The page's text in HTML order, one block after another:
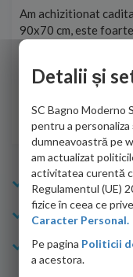
Am achizitionat
90x70 cm, este
de personalul firmei
adus coletul in
Sofrone Viviana -
Info Bagno
Cumparaturi
Suport clienti
Detalii și
SC Bagno Moderno
pentru a
dumneavoastră pe
am actualizat
activitatea curentă
Regulamentul (UE)
fizice în ceea ce
Caracter Personal.
Pe pagina Politicii
a acestora.